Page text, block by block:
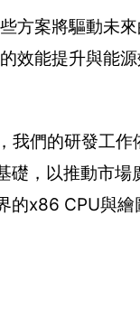
方案將驅動未
效能提升與能
們的研發工作
礎，以推動市
x86 CPU與